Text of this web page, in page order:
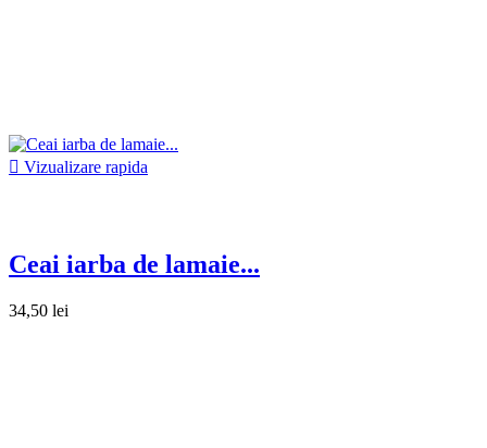
 Vizualizare rapida
Ceai iarba de lamaie...
34,50 lei